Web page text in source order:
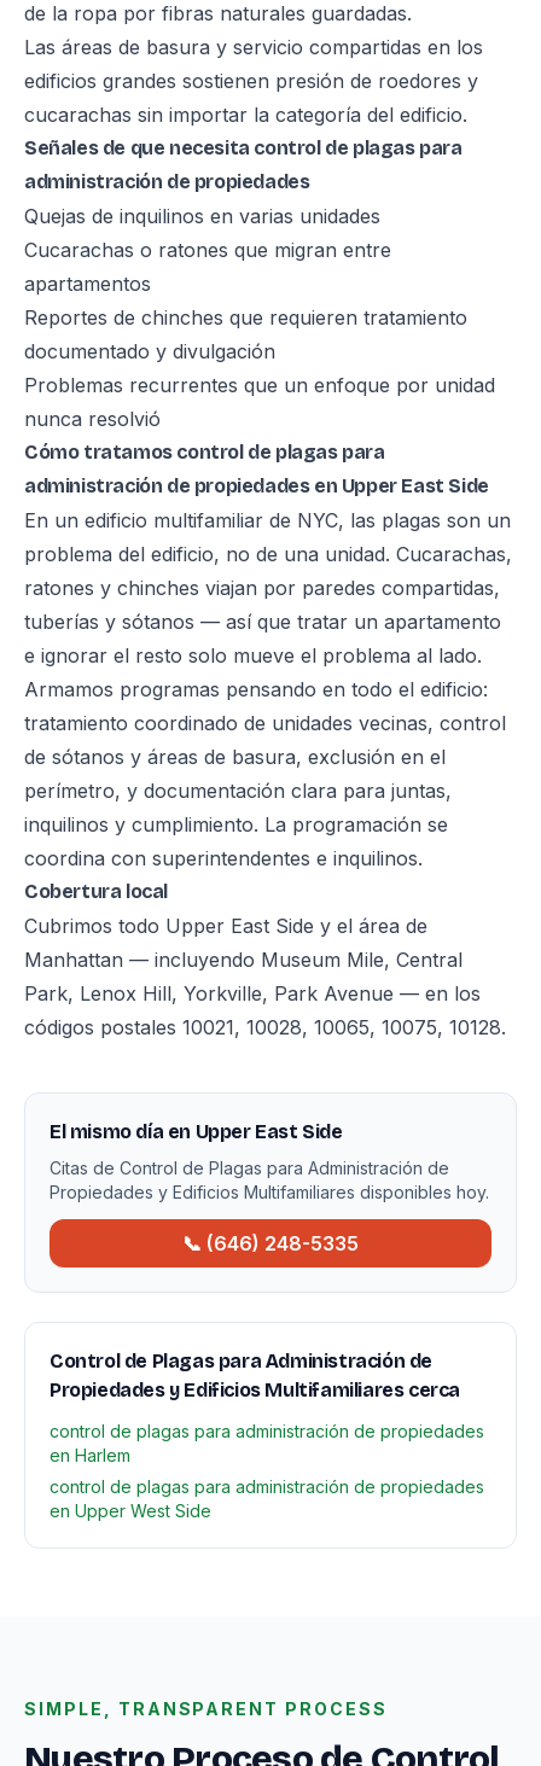
de la ropa por fibras naturales guardadas.
Las áreas de basura y servicio compartidas en los
edificios grandes sostienen presión de roedores y
cucarachas sin importar la categoría del edificio.
Señales de que necesita control de plagas para
administración de propiedades
Quejas de inquilinos en varias unidades
Cucarachas o ratones que migran entre
apartamentos
Reportes de chinches que requieren tratamiento
documentado y divulgación
Problemas recurrentes que un enfoque por unidad
nunca resolvió
Cómo tratamos control de plagas para
administración de propiedades en Upper East Side
En un edificio multifamiliar de NYC, las plagas son un
problema del edificio, no de una unidad. Cucarachas,
ratones y chinches viajan por paredes compartidas,
tuberías y sótanos — así que tratar un apartamento
e ignorar el resto solo mueve el problema al lado.
Armamos programas pensando en todo el edificio:
tratamiento coordinado de unidades vecinas, control
de sótanos y áreas de basura, exclusión en el
perímetro, y documentación clara para juntas,
inquilinos y cumplimiento. La programación se
coordina con superintendentes e inquilinos.
Cobertura local
Cubrimos todo Upper East Side y el área de
Manhattan — incluyendo Museum Mile, Central
Park, Lenox Hill, Yorkville, Park Avenue — en los
códigos postales 10021, 10028, 10065, 10075, 10128.
El mismo día en Upper East Side
Citas de Control de Plagas para Administración de
Propiedades y Edificios Multifamiliares disponibles hoy.
📞 (646) 248-5335
Control de Plagas para Administración de
Propiedades y Edificios Multifamiliares cerca
control de plagas para administración de propiedades
en Harlem
control de plagas para administración de propiedades
en Upper West Side
SIMPLE, TRANSPARENT PROCESS